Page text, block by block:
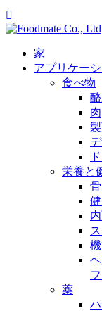

家
アプリケー
食べ物
肉
栄養と
薬